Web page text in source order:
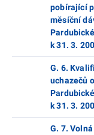
pobírající
měsíční
k 31. 3.
G. 6.
uchazečů
k 31. 3.
G. 7.